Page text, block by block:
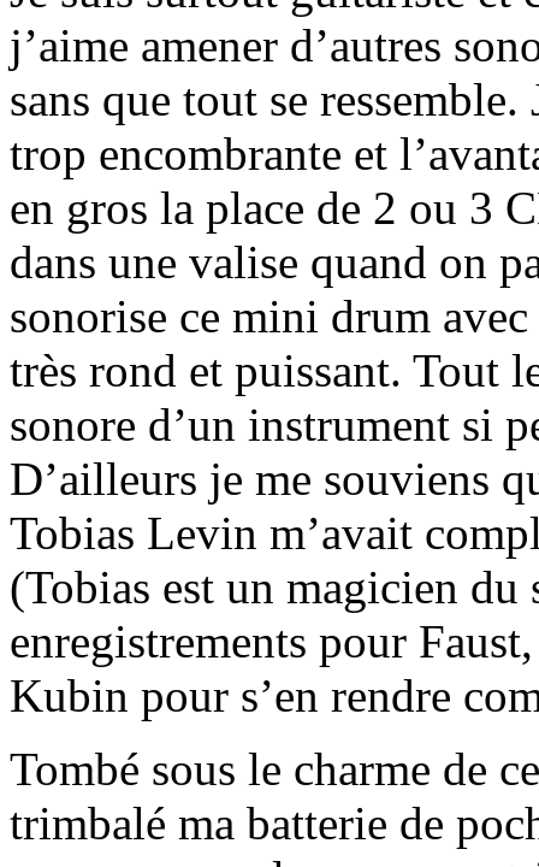
j’aime amener d’autres
sans que tout se
trop encombrante et
en gros la place de 2 ou 3
dans une valise quand on
sonorise ce mini drum
très rond et puissant. Tout
sonore d’un instrument si
D’ailleurs je me souviens
Tobias Levin m’avait
(Tobias est un magicien
enregistrements pour
Kubin pour s’en rendre
Tombé sous le charme de
trimbalé ma batterie de